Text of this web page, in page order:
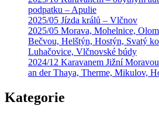
podpatku – Apulie
2025/05 Jízda králů – Vlčnov
2025/05 Morava, Mohelnice,
Bečvou, Helštýn, Hostýn, Svatý
Luhačovice, Vlčnovské búdy
2024/12 Karavanem Jižní
an der Thaya, Therme, Mikulov,
Kategorie